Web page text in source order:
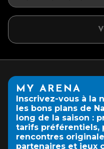
MY ARENA
Inscrivez-vous à la
les bons plans de
long de la saison :
tarifs préférentiels,
rencontres
partenaires et jeux